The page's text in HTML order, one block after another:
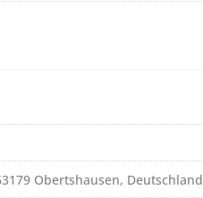
Obertshausen, Deutschland